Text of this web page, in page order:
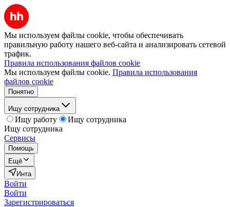
Мы используем файлы cookie, чтобы обеспечивать
правильную работу нашего веб-сайта и анализировать сетевой
трафик.
Правила использования файлов cookie
Мы используем файлы cookie. Правила использования
файлов cookie
Понятно
Ищу сотрудника
Ищу работу
Ищу сотрудника
Ищу сотрудника
Сервисы
Помощь
Ещё
Инта
Войти
Войти
Зарегистрироваться